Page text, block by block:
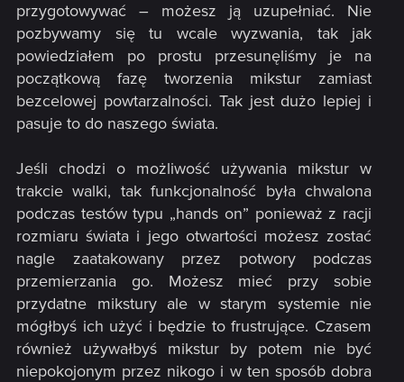
przygotowywać – możesz ją uzupełniać. Nie
pozbywamy się tu wcale wyzwania, tak jak
powiedziałem po prostu przesunęliśmy je na
początkową fazę tworzenia mikstur zamiast
bezcelowej powtarzalności. Tak jest dużo lepiej i
pasuje to do naszego świata.
Jeśli chodzi o możliwość używania mikstur w
trakcie walki, tak funkcjonalność była chwalona
podczas testów typu „hands on” ponieważ z racji
rozmiaru świata i jego otwartości możesz zostać
nagle zaatakowany przez potwory podczas
przemierzania go. Możesz mieć przy sobie
przydatne mikstury ale w starym systemie nie
mógłbyś ich użyć i będzie to frustrujące. Czasem
również używałbyś mikstur by potem nie być
niepokojonym przez nikogo i w ten sposób dobra